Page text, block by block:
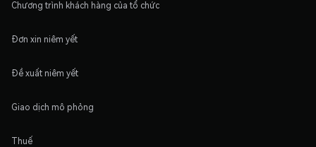
Chương trình khách hàng của tổ chức
Đơn xin niêm yết
Đề xuất niêm yết
Giao dịch mô phỏng
Thuế